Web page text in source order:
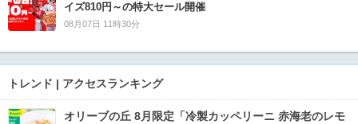
イズ810円～の特大セール開催
08月07日 11時30分
トレンド | アクセスランキング
オリーブの丘 8月限定「冷製カッペリーニ 赤海老のレモ